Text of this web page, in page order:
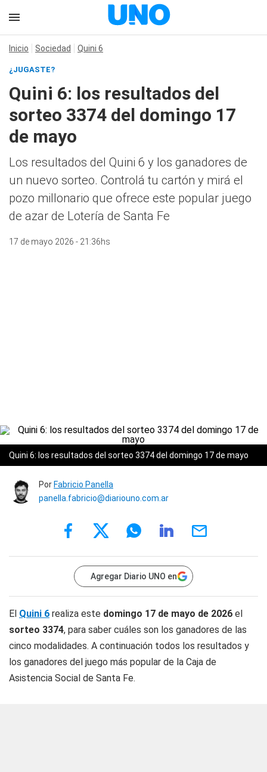
Inicio Sociedad Quini 6
¿JUGASTE?
Quini 6: los resultados del
sorteo 3374 del domingo 17
de mayo
Los resultados del Quini 6 y los ganadores de
un nuevo sorteo. Controlá tu cartón y mirá el
pozo millonario que ofrece este popular juego
de azar de Lotería de Santa Fe
17 de mayo 2026 - 21:36hs
Quini 6: los resultados del sorteo 3374 del domingo 17 de mayo
Por Fabricio Panella
panella.fabricio@diariouno.com.ar
Agregar Diario UNO en
El Quini 6 realiza este domingo 17 de mayo de 2026 el
sorteo 3374, para saber cuáles son los ganadores de las
cinco modalidades. A continuación todos los resultados y
los ganadores del juego más popular de la Caja de
Asistencia Social de Santa Fe.